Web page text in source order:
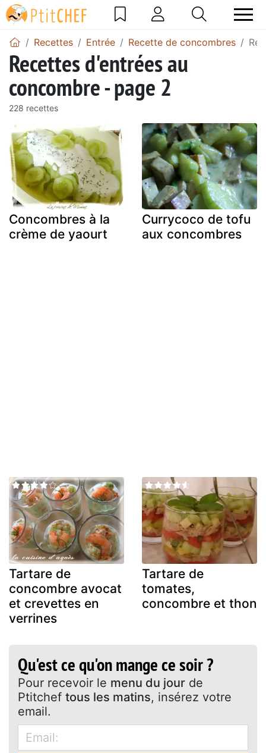
Recettes Entrée Recette de concombres
Recettes d'entrées au
concombre - page 2
228 recettes
Concombres à la
crème de yaourt
Currycoco de tofu
aux concombres
Tartare de
concombre avocat
et crevettes en
verrines
Tartare de
tomates,
concombre et thon
Qu'est ce qu'on mange ce soir ?
Pour recevoir le menu du jour de
Ptitchef tous les matins, insérez votre
email.